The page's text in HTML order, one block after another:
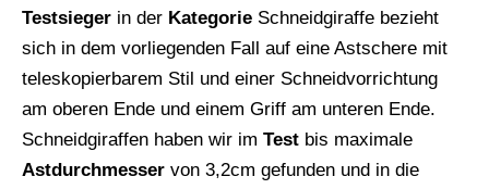
Testsieger in der Kategorie Schneidgiraffe bezieht
sich in dem vorliegenden Fall auf eine Astschere mit
teleskopierbarem Stil und einer Schneidvorrichtung
am oberen Ende und einem Griff am unteren Ende.
Schneidgiraffen haben wir im Test bis maximale
Astdurchmesser von 3,2cm gefunden und in die